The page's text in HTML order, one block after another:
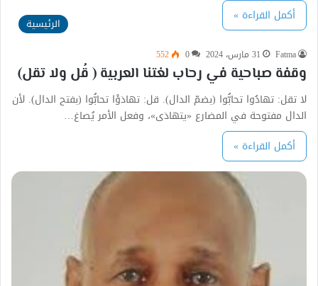
أكمل القراءة »
الرئيسية
Fatma 31 مارس، 2024 0
552
وقفة صباحية في رحاب لغتنا العربية ( قُل ولا تقل)
لا تقل: تهادُوا تحابُّوا (بضمّ الدال). قل: تهادَوْا تحابُّوا (بفتح الدال). لأن
الدال مفتوحة في المضارع «يتهادَى»، وفعل الأمر يُصاغ…
أكمل القراءة »